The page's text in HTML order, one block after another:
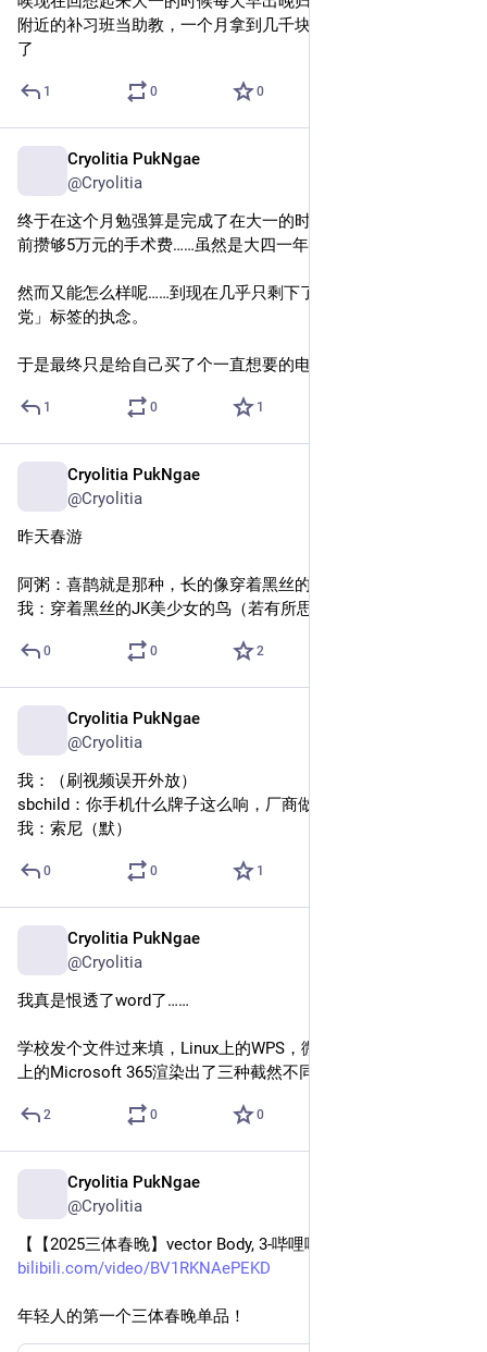
附近的补习班当助教，一个月拿到几千块钱都已经觉得是巨款
了
1 0 0
Cryolitia PukNgae
@Cryolitia
终于在这个月勉强算是完成了在大一的时候立下的flag：在毕业
前攒够5万元的手术费……虽然是大四一年突击完成的。
然而又能怎么样呢……到现在几乎只剩下了一个抹除所谓「家长
党」标签的执念。
于是最终只是给自己买了个一直想要的电台……
1 0 1
Cryolitia PukNgae
@Cryolitia
昨天春游
阿粥：喜鹊就是那种，长的像穿着黑丝的JK美少女的鸟
我：穿着黑丝的JK美少女的鸟（若有所思）
0 0 2
Cryolitia PukNgae
@Cryolitia
我：（刷视频误开外放）
sbchild：你手机什么牌子这么响，厂商做音响去吧
我：索尼（默）
0 0 1
Cryolitia PukNgae
@Cryolitia
我真是恨透了word了……
学校发个文件过来填，Linux上的WPS，微信自带浏览器，手机
上的Microsoft 365渲染出了三种截然不同的排版……
2 0 0
Cryolitia PukNgae
@Cryolitia
【【2025三体春晚】vector Body, 3-哔哩哔哩】
bilibili.com/video/BV1RKNAePEKD
年轻人的第一个三体春晚单品！